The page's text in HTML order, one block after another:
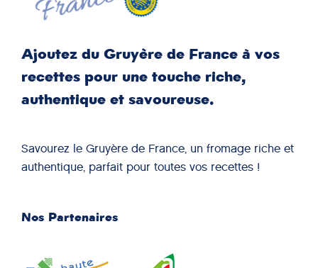
Ajoutez du Gruyère de France à vos
recettes pour une touche riche,
authentique et savoureuse.
Savourez le Gruyère de France, un fromage riche et
authentique, parfait pour toutes vos recettes !
Nos Partenaires